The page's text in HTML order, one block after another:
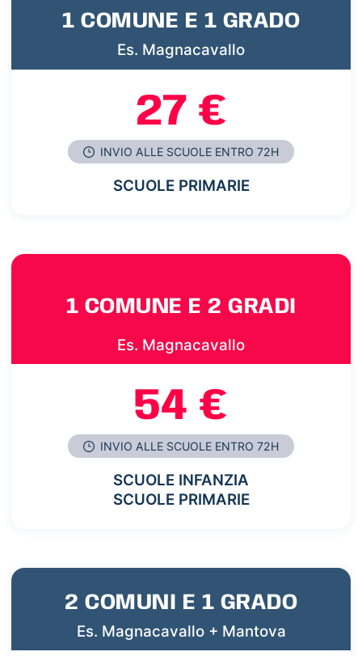
1 COMUNE E 1 GRADO
Es. Magnacavallo
27 €
INVIO ALLE SCUOLE ENTRO 72H
SCUOLE PRIMARIE
1 COMUNE E 2 GRADI
Es. Magnacavallo
54 €
INVIO ALLE SCUOLE ENTRO 72H
SCUOLE INFANZIA
SCUOLE PRIMARIE
2 COMUNI E 1 GRADO
Es. Magnacavallo + Mantova